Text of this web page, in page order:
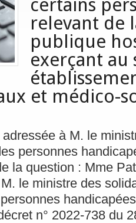
certains
relevant de
publique
exerçant au
et médico-
à M. le
personnes
la question : Mme
le ministre des
n° 2022-738 du